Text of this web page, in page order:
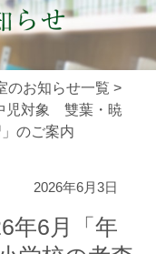
のお知らせ一覧 >
児対象 雙葉・暁
のご案内
2026年6月3日
年6月「年